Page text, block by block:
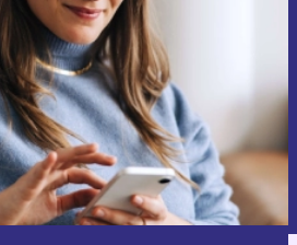
plus aucune offre.
aanvragen
sur l'utilisation des données personnelles
.